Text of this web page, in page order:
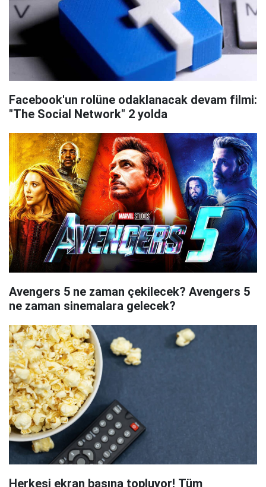
Facebook'un rolüne odaklanacak devam filmi:
"The Social Network" 2 yolda
Avengers 5 ne zaman çekilecek? Avengers 5
ne zaman sinemalara gelecek?
Herkesi ekran başına topluyor! Tüm